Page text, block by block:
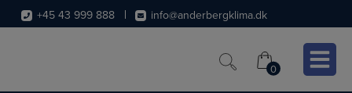
Hop
til
+45 43 999 888 info@anderbergklima.dk
0
0